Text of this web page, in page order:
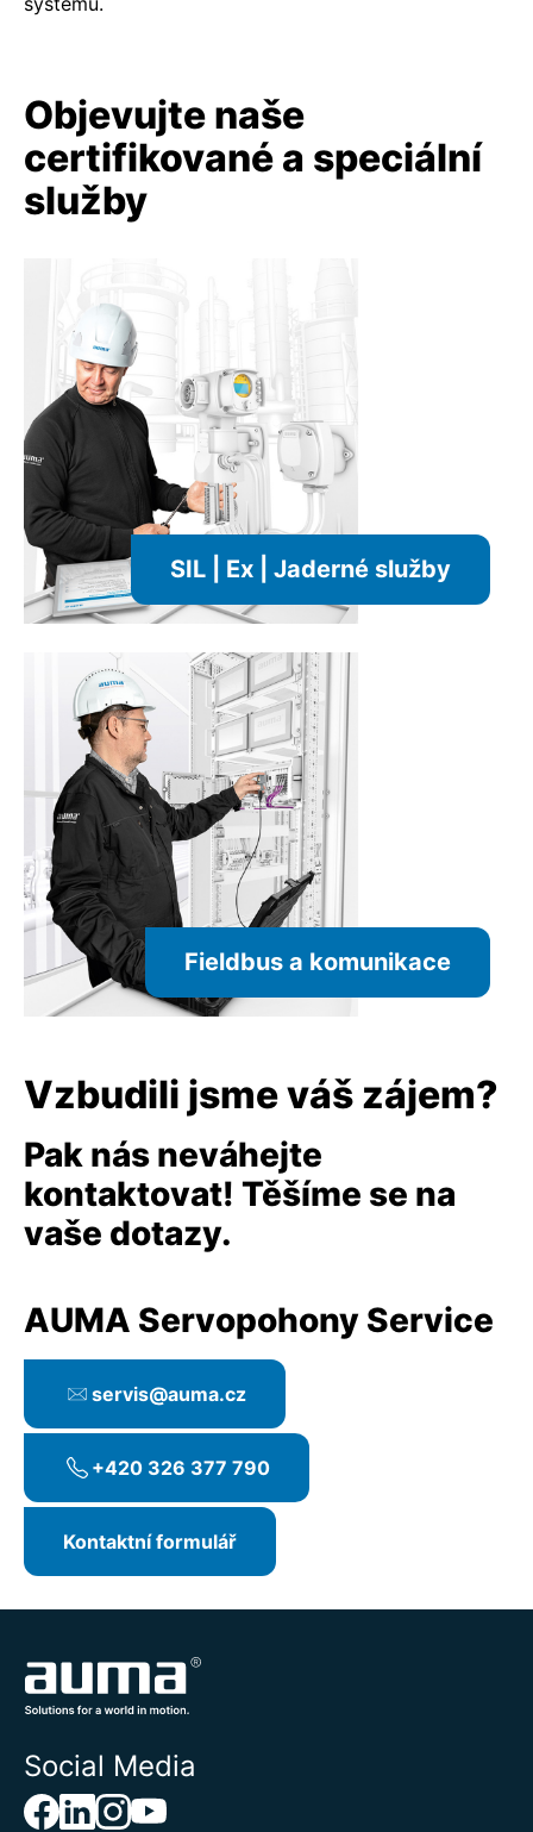
Objevujte naše
certifikované a speciální
služby
SIL | Ex | Jaderné služby
Fieldbus a komunikace
Vzbudili jsme váš zájem?
Pak nás neváhejte
kontaktovat! Těšíme se na
vaše dotazy.
AUMA Servopohony Service
servis@auma.cz
+420 326 377 790
Kontaktní formulář
Social Media